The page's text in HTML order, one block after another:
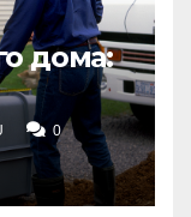
дома:
0